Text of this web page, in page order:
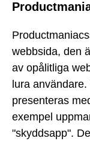
webbsida, den
av opålitliga
lura
presenteras
exempel
"skyddsapp".